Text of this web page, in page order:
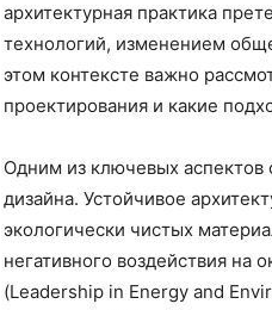
архитектурная практика
технологий, изменением
этом контексте важно
проектирования и какие
Одним из ключевых аспектов
дизайна. Устойчивое
экологически чистых
негативного воздействия на
(Leadership in Energy and